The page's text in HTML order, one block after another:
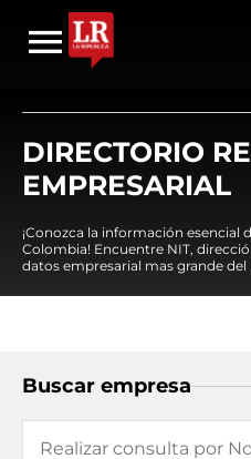
DIRECTORIO
EMPRESARIAL
¡Conozca la información esencial
Colombia! Encuentre NIT,
datos empresarial mas grande del
Buscar empresa